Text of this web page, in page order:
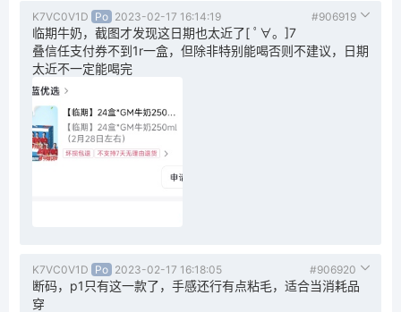
K7VC0V1D Po 2023-02-17 16:14:19 #906919
临期牛奶，截图才发现这日期也太近了[ ﾟ∀。]7
叠信任支付券不到1r一盒，但除非特别能喝否则不建议，日期
太近不一定能喝完
K7VC0V1D Po 2023-02-17 16:18:05 #906920
断码，p1只有这一款了，手感还行有点粘毛，适合当消耗品
穿